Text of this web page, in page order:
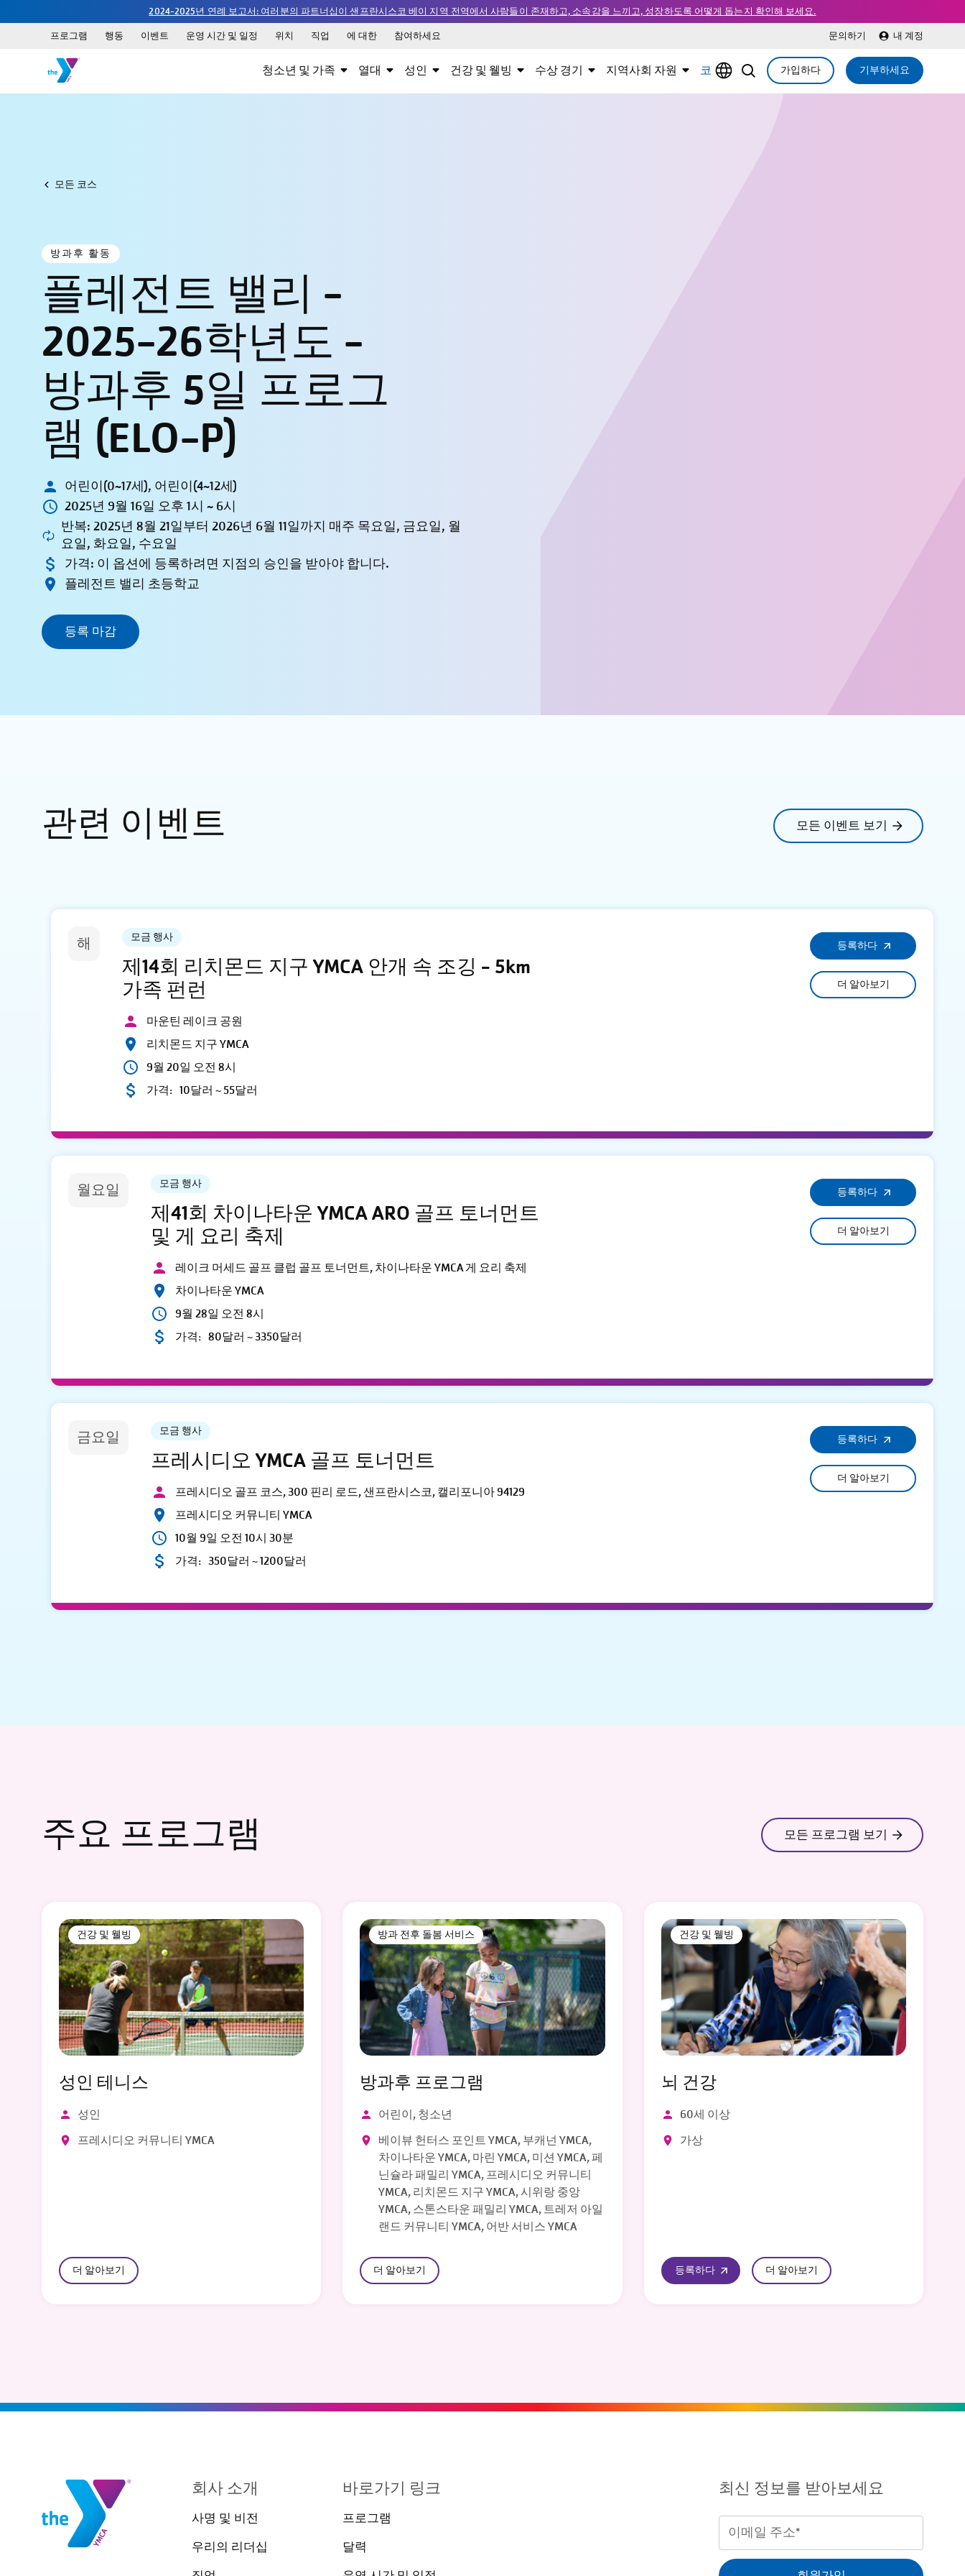
2024-2025년 연례 보고서: 여러분의 파트너십이 샌프란시스코 베이 지역 전역에서 사람들이 존재하고, 소속감을 느끼고, 성장하도록 어떻게 돕는지 확인해 보세요.
청소년 및 가족 열대 성인 건강 및 웰빙 수상 경기 지역사회 자원 가입하다 기부하세요
프로그램 행동 이벤트 운영 시간 및 일정 위치 직업 에 대한 참여하세요 문의하기 내 계정
코
모든 코스
방과후 활동
플레전트 밸리 -
2025-26학년도 -
방과후 5일 프로그
램 (ELO-P)
어린이(0~17세), 어린이(4~12세)
2025년 9월 16일 오후 1시 ~ 6시
반복: 2025년 8월 21일부터 2026년 6월 11일까지 매주 목요일, 금요일, 월
요일, 화요일, 수요일
가격: 이 옵션에 등록하려면 지점의 승인을 받아야 합니다.
플레전트 밸리 초등학교
등록 마감
관련 이벤트 모든 이벤트 보기
해 모금 행사
제14회 리치몬드 지구 YMCA 안개 속 조깅 - 5km
가족 펀런
마운틴 레이크 공원
리치몬드 지구 YMCA
9월 20일 오전 8시
가격: 10달러 ~ 55달러
등록하다
더 알아보기
월요일 모금 행사
제41회 차이나타운 YMCA ARO 골프 토너먼트
및 게 요리 축제
레이크 머세드 골프 클럽 골프 토너먼트, 차이나타운 YMCA 게 요리 축제
차이나타운 YMCA
9월 28일 오전 8시
가격: 80달러 ~ 3350달러
등록하다
더 알아보기
금요일 모금 행사
프레시디오 YMCA 골프 토너먼트
프레시디오 골프 코스, 300 핀리 로드, 샌프란시스코, 캘리포니아 94129
프레시디오 커뮤니티 YMCA
10월 9일 오전 10시 30분
가격: 350달러 ~ 1200달러
등록하다
더 알아보기
주요 프로그램 모든 프로그램 보기
건강 및 웰빙
성인 테니스
성인
프레시디오 커뮤니티 YMCA
더 알아보기
방과 전후 돌봄 서비스
방과후 프로그램
어린이, 청소년
베이뷰 헌터스 포인트 YMCA, 부캐넌 YMCA,
차이나타운 YMCA, 마린 YMCA, 미션 YMCA, 페
닌슐라 패밀리 YMCA, 프레시디오 커뮤니티
YMCA, 리치몬드 지구 YMCA, 시위랑 중앙
YMCA, 스톤스타운 패밀리 YMCA, 트레저 아일
랜드 커뮤니티 YMCA, 어반 서비스 YMCA
더 알아보기
건강 및 웰빙
뇌 건강
60세 이상
가상
등록하다 더 알아보기
회사 소개
사명 및 비전
우리의 리더십
바로가기 링크
프로그램
달력
최신 정보를 받아보세요
이
일